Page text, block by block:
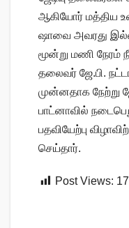
ஆகியோர் மத்திய
ஷாவை அவரது
மூன்று மணி நேரம்
தலைவர் ஜே.பி.
முன்னதாக நேற்று
பாட்னாவில்
பதவியேற்பு
செய்தார்.
Post Views: